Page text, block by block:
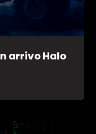
arrivo Halo